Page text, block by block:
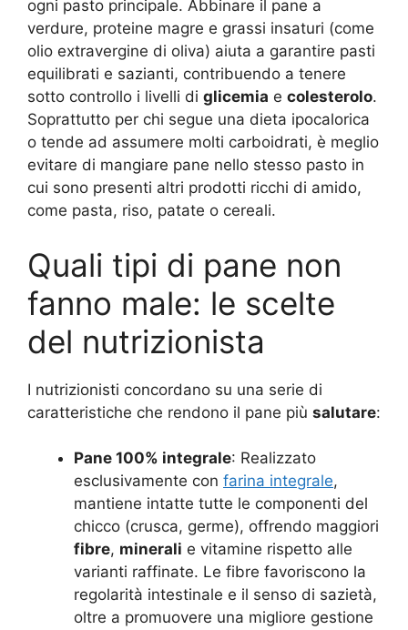
ogni pasto principale. Abbinare il pane a
verdure, proteine magre e grassi insaturi (come
olio extravergine di oliva) aiuta a garantire pasti
equilibrati e sazianti, contribuendo a tenere
sotto controllo i livelli di glicemia e colesterolo.
Soprattutto per chi segue una dieta ipocalorica
o tende ad assumere molti carboidrati, è meglio
evitare di mangiare pane nello stesso pasto in
cui sono presenti altri prodotti ricchi di amido,
come pasta, riso, patate o cereali.
Quali tipi di pane non
fanno male: le scelte
del nutrizionista
I nutrizionisti concordano su una serie di
caratteristiche che rendono il pane più salutare:
Pane 100% integrale: Realizzato
esclusivamente con farina integrale,
mantiene intatte tutte le componenti del
chicco (crusca, germe), offrendo maggiori
fibre, minerali e vitamine rispetto alle
varianti raffinate. Le fibre favoriscono la
regolarità intestinale e il senso di sazietà,
oltre a promuovere una migliore gestione